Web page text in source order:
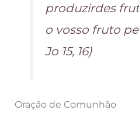
produzirdes
o vosso fruto
Jo 15, 16)
Oração de Comunhão